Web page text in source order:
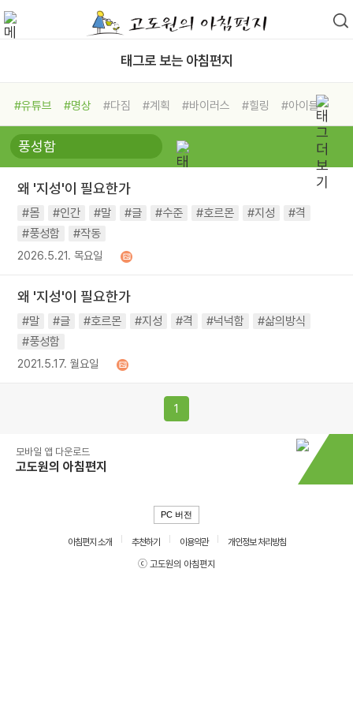
태그로 보는 아침편지
#유튜브 #명상 #다짐 #계획 #바이러스 #힐링
#아이들
#비전캠프
#독서캠프 #삶
#희망
#나눔 #친구 #링컨학교
#독서
#건강 #면역력
왜 '지성'이 필요한가
#몸 #인간 #말 #글 #수준 #호르몬 #지성
#격
#풍성함
#작동
2026.5.21. 목요일
왜 '지성'이 필요한가
#말 #글 #호르몬 #지성 #격 #넉넉함
#삶의방식
#풍성함
2021.5.17. 월요일
1
모바일 앱 다운로드
고도원의 아침편지
PC 버전
아침편지 소개 추천하기 이용약관
개인정보 처리방침
ⓒ 고도원의 아침편지